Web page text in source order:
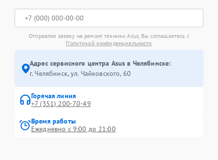
Отправляя заявку на ремонт техники Asus, Вы соглашаетесь с
Политикой конфиденциальности
Адрес сервисного центра Asus в Челябинске:
г. Челябинск, ул. Чайковского, 60
Горячая линия
+7 (351) 200-70-49
Время работы
Ежедневно с 9:00 до 21:00